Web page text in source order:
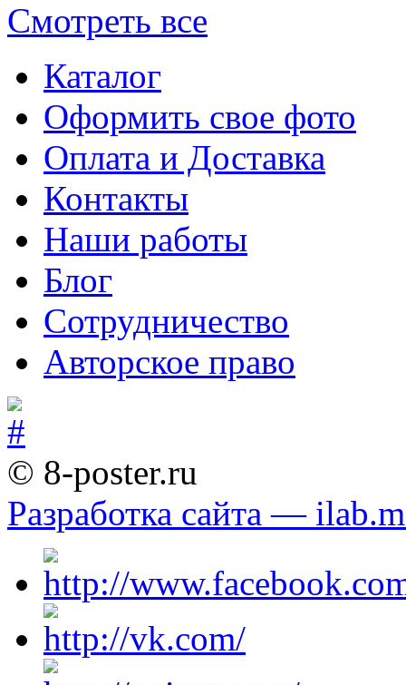
Смотреть все
Каталог
Оформить свое фото
Оплата и Доставка
Контакты
Наши работы
Блог
Сотрудничество
Авторское право
© 8-poster.ru
Разработка сайта —